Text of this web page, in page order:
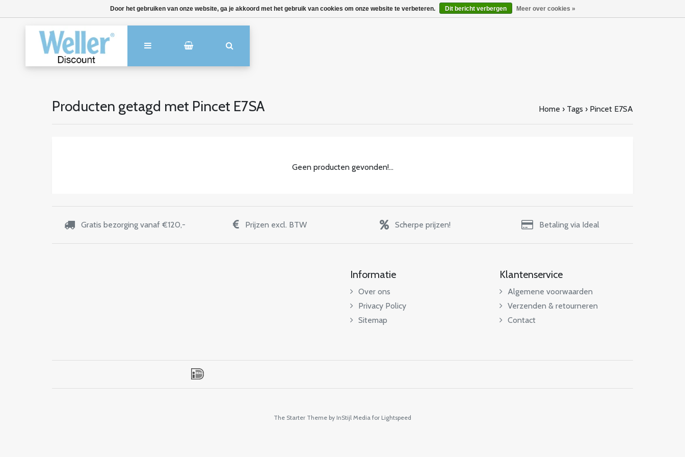
Producten getagd met Pincet E7SA Home › Tags › Pincet E7SA
Geen producten gevonden!...
Gratis bezorging vanaf €120,- Prijzen excl. BTW Scherpe prijzen! Betaling via Ideal
Informatie
Over ons
Privacy Policy
Sitemap
Klantenservice
Algemene voorwaarden
Verzenden & retourneren
Contact
The Starter Theme by InStijl Media for Lightspeed
Door het gebruiken van onze website, ga je akkoord met het gebruik van cookies om onze website te verbeteren. Dit bericht verbergen Meer over cookies »